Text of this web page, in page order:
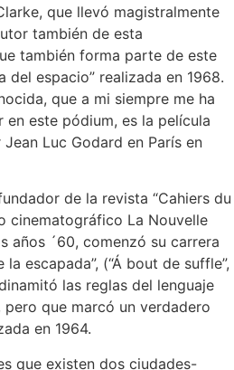
que llevó magistralmente
también de esta
también forma parte de este
del espacio” realizada en 1968.
que a mi siempre me ha
este pódium, es la película
Jean Luc Godard en París en
de la revista “Cahiers du
cinematográfico La Nouvelle
años ´60, comenzó su carrera
escapada”, (“Á bout de suffle”,
las reglas del lenguaje
que marcó un verdadero
en 1964.
que existen dos ciudades-